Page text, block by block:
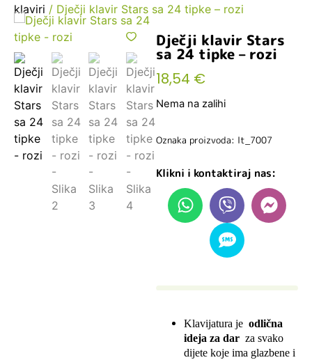
klaviri / Dječji klavir Stars sa 24 tipke – rozi
Dječji klavir Stars
sa 24 tipke – rozi
18,54 €
Nema na zalihi
Oznaka proizvoda: lt_7007
Klikni i kontaktiraj nas:
Klavijatura je odlična
ideja za dar za svako
dijete koje ima glazbene i